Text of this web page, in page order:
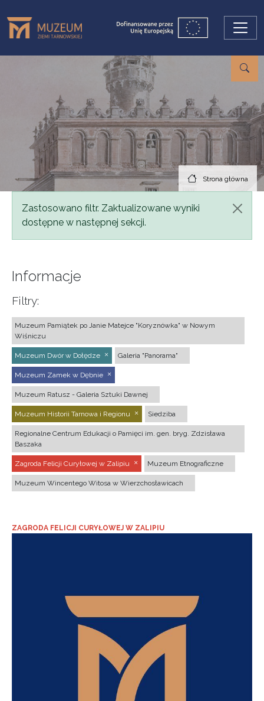
Strona główna
Komunikat
Zastosowano filtr. Zaktualizowane wyniki
dostępne w następnej sekcji.
Informacje
Filtry:
Muzeum Pamiątek po Janie Matejce "Koryznówka" w Nowym
Wiśniczu
Muzeum Dwór w Dołędze Galeria "Panorama"
Muzeum Zamek w Dębnie
Muzeum Ratusz - Galeria Sztuki Dawnej
Muzeum Historii Tarnowa i Regionu Siedziba
Regionalne Centrum Edukacji o Pamięci im. gen. bryg. Zdzisława
Baszaka
Zagroda Felicji Curyłowej w Zalipiu Muzeum Etnograficzne
Muzeum Wincentego Witosa w Wierzchosławicach
ZAGRODA FELICJI CURYŁOWEJ W ZALIPIU